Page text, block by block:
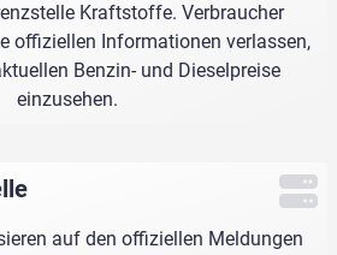
Kraftstoffe. Verbraucher
offiziellen Informationen verlassen,
Benzin- und Dieselpreise
einzusehen.
auf den offiziellen Meldungen